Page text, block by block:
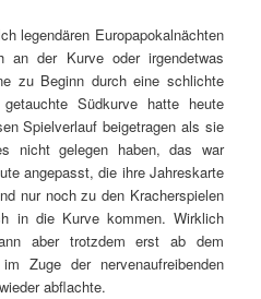
legendären Europapokalnächten
der Kurve oder irgendetwas
zu Beginn durch eine schlichte
Südkurve hatte heute
Spielverlauf beigetragen als sie
nicht gelegen haben, das war
angepasst, die ihre Jahreskarte
nur noch zu den Kracherspielen
in die Kurve kommen. Wirklich
aber trotzdem erst ab dem
Zuge der nervenaufreibenden
abflachte.